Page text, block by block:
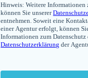
Hinweis: Weitere Informationen
können Sie unserer
entnehmen. Soweit eine
einer Agentur erfolgt, können
Informationen zum
Datenschutzerklärung der